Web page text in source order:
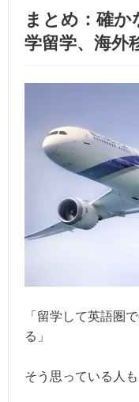
まとめ：確か
学留学、海外
「留学して英語圏
る」
そう思っている人